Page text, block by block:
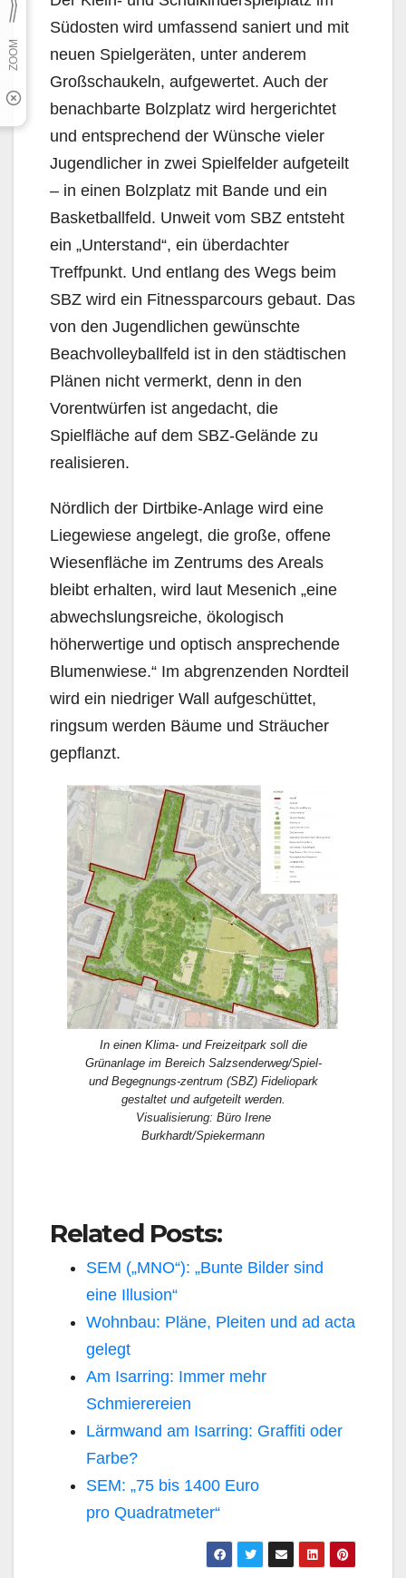
Südosten wird umfassend saniert und mit
neuen Spielgeräten, unter anderem
Großschaukeln, aufgewertet. Auch der
benachbarte Bolzplatz wird hergerichtet
und entsprechend der Wünsche vieler
Jugendlicher in zwei Spielfelder aufgeteilt
– in einen Bolzplatz mit Bande und ein
Basketballfeld. Unweit vom SBZ entsteht
ein „Unterstand“, ein überdachter
Treffpunkt. Und entlang des Wegs beim
SBZ wird ein Fitnessparcours gebaut. Das
von den Jugendlichen gewünschte
Beachvolleyballfeld ist in den städtischen
Plänen nicht vermerkt, denn in den
Vorentwürfen ist angedacht, die
Spielfläche auf dem SBZ-Gelände zu
realisieren.
Nördlich der Dirtbike-Anlage wird eine
Liegewiese angelegt, die große, offene
Wiesenfläche im Zentrums des Areals
bleibt erhalten, wird laut Mesenich „eine
abwechslungsreiche, ökologisch
höherwertige und optisch ansprechende
Blumenwiese.“ Im abgrenzenden Nordteil
wird ein niedriger Wall aufgeschüttet,
ringsum werden Bäume und Sträucher
gepflanzt.
In einen Klima- und Freizeitpark soll die
Grünanlage im Bereich Salzsenderweg/Spiel-
und Begegnungs-zentrum (SBZ) Fideliopark
gestaltet und aufgeteilt werden.
Visualisierung: Büro Irene
Burkhardt/Spiekermann
Related Posts:
SEM („MNO“): „Bunte Bilder sind
eine Illusion“
Wohnbau: Pläne, Pleiten und ad acta
gelegt
Am Isarring: Immer mehr
Schmierereien
Lärmwand am Isarring: Graffiti oder
Farbe?
SEM: „75 bis 1400 Euro
pro Quadratmeter“